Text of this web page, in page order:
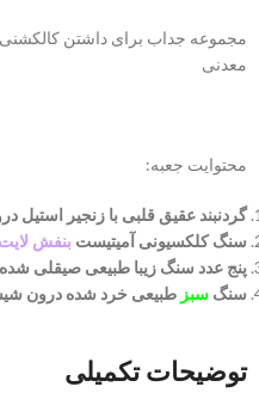
مجموعه جداب برای داشتن
معدنی
محتوایت جعبه:
گردنبند عقیق قلبی با زنجیر استیل
سنگ کلکسیونی آمیتیست بنفش لایت
پنج عدد سنگ زیبا طبیعی صیقلی
سنگ سبز طبیعی خرد شده درون
توضیحات تکمیلی